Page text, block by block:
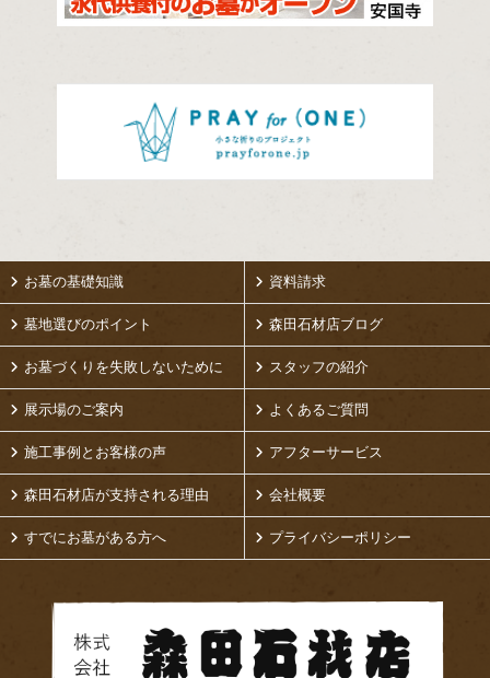
お墓の基礎知識
墓地選びのポイント
お墓づくりを失敗しないために
展示場のご案内
施工事例とお客様の声
森田石材店が支持される理由
すでにお墓がある方へ
資料請求
森田石材店ブログ
スタッフの紹介
よくあるご質問
アフターサービス
会社概要
プライバシーポリシー